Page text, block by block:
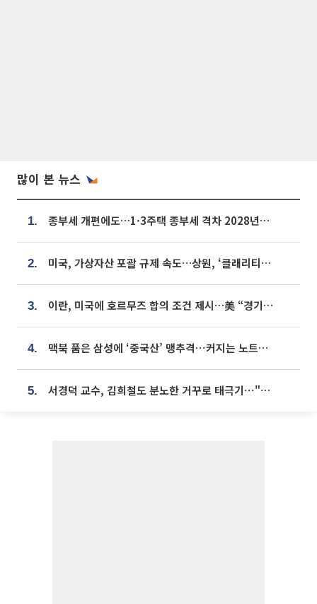
많이 본 뉴스
1. 종부세 개편에도…1·3주택 종부세 격차 2028년부터 확대
2. 미국, 가상자산 포괄 규제 속도…상원, ‘클래리티법’ 9월 절차투표 추진
3. 이란, 미국에 호르무즈 합의 조건 제시…美 “경기 아직 안 끝나” [종합]
4. 맥북 품은 삼성에 ‘중국산’ 맹추격⋯커지는 노트북 OLED 시장
5. 서경덕 교수, 김희철도 분노한 거꾸로 태극기⋯"엉터리는 아냐, 아쉬울 뿐"